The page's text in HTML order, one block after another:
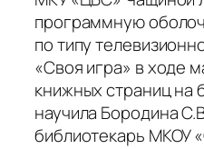
программную
по типу
«Своя игра» в ходе
книжных страниц на
научила Бородина
библиотекарь